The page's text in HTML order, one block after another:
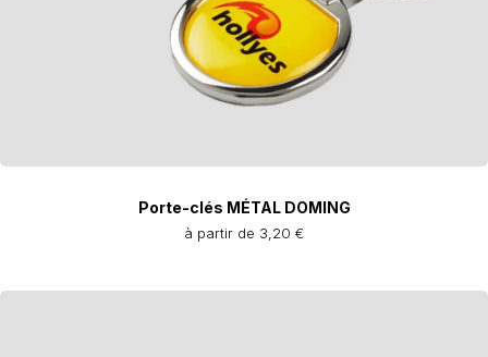
Porte-clés MÉTAL DOMING
à partir de 3,20 €